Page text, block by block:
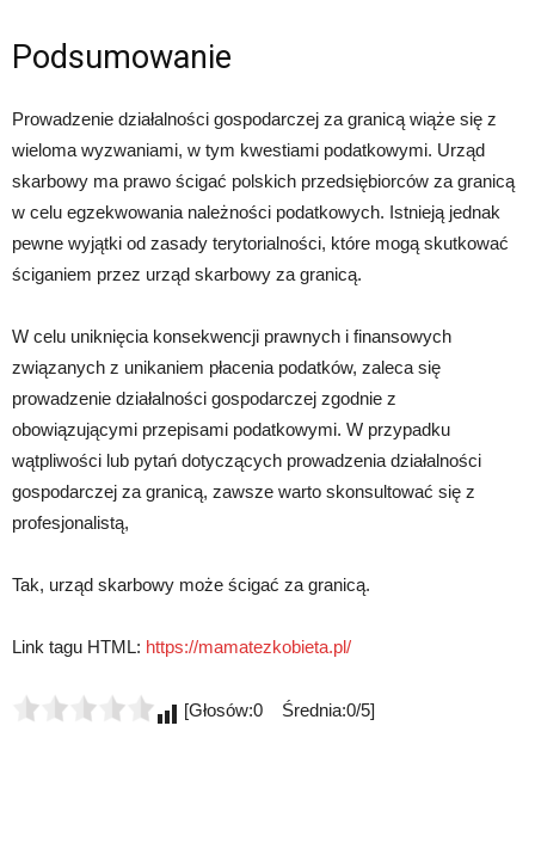
Podsumowanie
Prowadzenie działalności gospodarczej za granicą wiąże się z
wieloma wyzwaniami, w tym kwestiami podatkowymi. Urząd
skarbowy ma prawo ścigać polskich przedsiębiorców za granicą
w celu egzekwowania należności podatkowych. Istnieją jednak
pewne wyjątki od zasady terytorialności, które mogą skutkować
ściganiem przez urząd skarbowy za granicą.
W celu uniknięcia konsekwencji prawnych i finansowych
związanych z unikaniem płacenia podatków, zaleca się
prowadzenie działalności gospodarczej zgodnie z
obowiązującymi przepisami podatkowymi. W przypadku
wątpliwości lub pytań dotyczących prowadzenia działalności
gospodarczej za granicą, zawsze warto skonsultować się z
profesjonalistą,
Tak, urząd skarbowy może ścigać za granicą.
Link tagu HTML: https://mamatezkobieta.pl/
[Głosów:0 Średnia:0/5]